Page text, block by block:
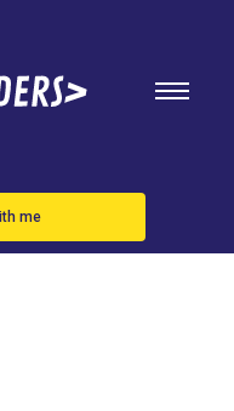
me